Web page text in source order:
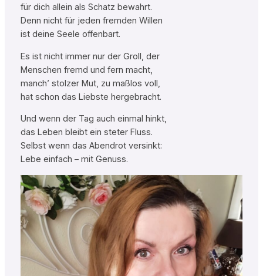
für dich allein als Schatz bewahrt.
Denn nicht für jeden fremden Willen
ist deine Seele offenbart.
Es ist nicht immer nur der Groll, der
Menschen fremd und fern macht,
manch’ stolzer Mut, zu maßlos voll,
hat schon das Liebste hergebracht.
Und wenn der Tag auch einmal hinkt,
das Leben bleibt ein steter Fluss.
Selbst wenn das Abendrot versinkt:
Lebe einfach – mit Genuss.